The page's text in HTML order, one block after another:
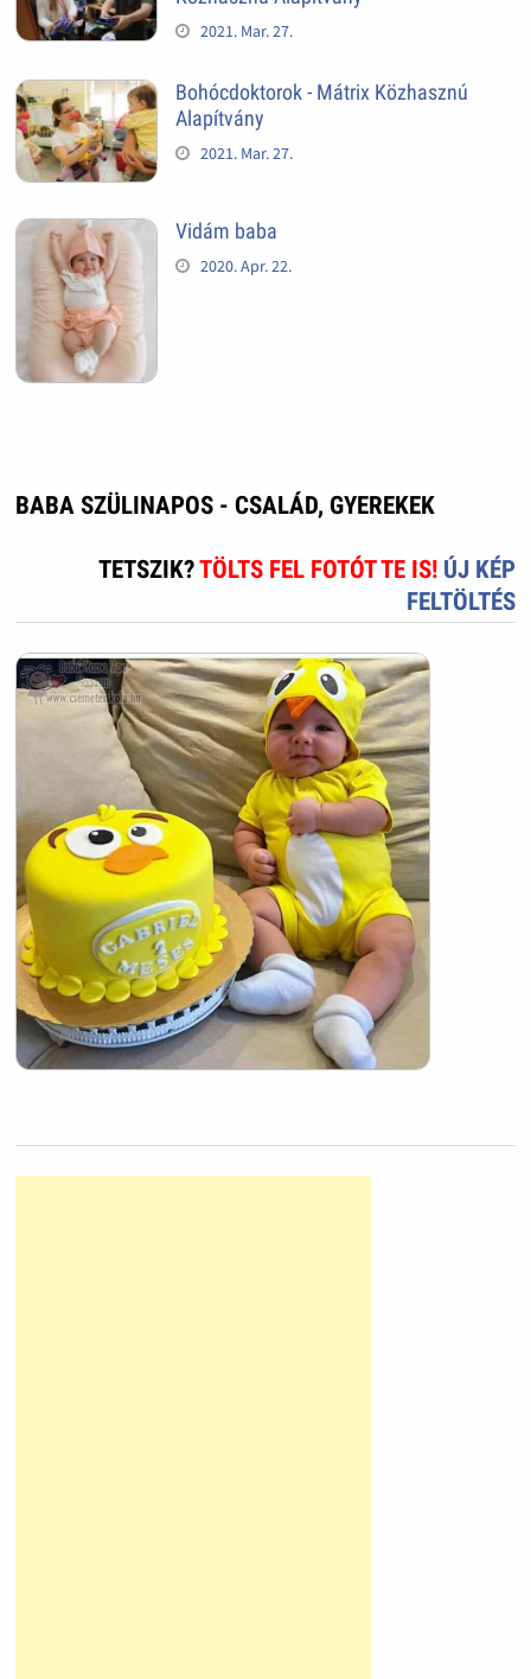
2021. Mar. 27.
Bohócdoktorok - Mátrix Közhasznú
Alapítvány
2021. Mar. 27.
Vidám baba
2020. Apr. 22.
BABA SZÜLINAPOS - CSALÁD, GYEREKEK
TETSZIK?TÖLTS FEL FOTÓT TE IS! ÚJ KÉP
FELTÖLTÉS